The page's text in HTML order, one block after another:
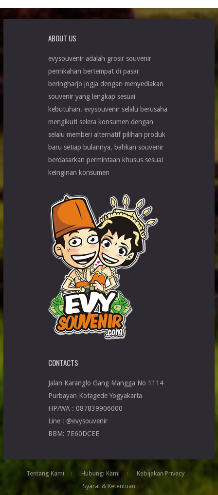
ABOUT US
evysouvenir adalah grosir souvenir
pernikahan bertempat di pasar
beringharjo jogja dengan menyediakan
souvenir yang lengkap sesuai
kebutuhan. evysouvenir selalu berusaha
mengikuti selera konsumen dengan
selalu memberi alternatif pilihan produk
baru setiap bulannya, bahkan souvenir
berdasarkan permintaan khusus sesuai
keinginan konsumen
CONTACTS
Jalan Karanglo Gang Mangga No 1114
Purbayan Kotagede Yogyakarta
HP/WA : 087839906000
Line : @evysouvenir
BBM: 7E60DCEE
Tentang Kami Hubungi Kami
Kebijakan Privacy
Syarat & Ketentuan